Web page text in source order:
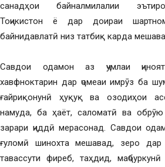
санадҳои байналмилалии
Тоҷикистон ё дар доираи
байнидавлатӣ низ татбиқ карда
Савдои одамон аз ҷумлаи
хавфноктарин дар ҷомеаи имрӯз ба
ғайриқонунӣ ҳуқуқ ва озодиҳои
намуда, ба ҳаёт, саломатӣ ва
зарари ҷиддӣ мерасонад. Савдои
ғуломӣ шинохта мешавад, зеро
тавассути фиреб, таҳдид,